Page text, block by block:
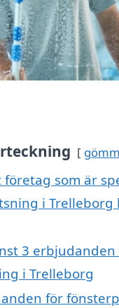
företag som är
i Trelleborg
3
i Trelleborg
för